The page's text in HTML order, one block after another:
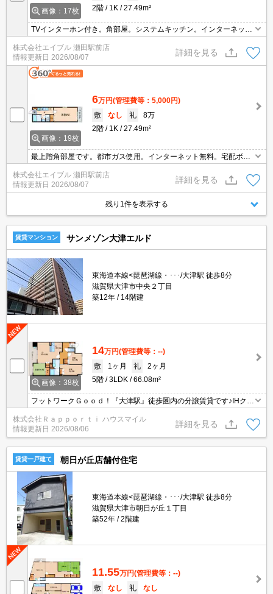
画像：17枚 2階 1K 27.49m²
TVインターホン付き。角部屋。システムキッチン。インターネット
無料。都市ガス使用。
株式会社エイブル 瀬田駅前店
情報更新日 2026/08/07
詳細を見る
画像：19枚
6万円(管理費等：5,000円)
敷
なし 礼
8万
2階
1K 27.49m²
最上階角部屋です。都市ガス使用。インターネット無料。宅配ボッ
き。2口ガスコンロ付。
株式会社エイブル 瀬田駅前店
情報更新日 2026/08/07
詳細を見る
残り1件を表示する
賃貸マンション サンメゾン大津エルド
東海道本線<琵琶湖線・･･･/大津駅 徒歩8分
滋賀県大津市中央２丁目
築12年
14階建
画像：38枚
14万円(管理費等：--)
敷
1ヶ月 礼
2ヶ月
5階
3LDK 66.08m²
フットワークＧｏｏｄ！『大津駅』徒歩圏内の分譲賃貸です♪IHクッ
シャンプードレッサー等々…嬉しい設備が充実！京阪電車も利用可
能な立地です！
株式会社Ｒａｐｐｏｒｔｉ ハウスマイル
情報更新日 2026/08/06
詳細を見る
賃貸一戸建て 朝日が丘店舗付住宅
東海道本線<琵琶湖線・･･･/大津駅 徒歩8分
滋賀県大津市朝日が丘１丁目
築52年
2階建
11.55万円(管理費等：--)
敷
なし 礼
なし